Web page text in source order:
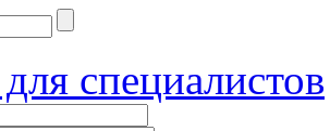
специалистов